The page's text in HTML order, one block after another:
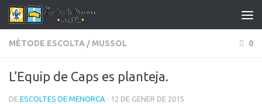
Skip to content
MÈTODE ESCOLTA / MUSSOL 0
L’Equip de Caps es planteja.
DE ESCOLTES DE MENORCA · 12 DE GENER DE 2015